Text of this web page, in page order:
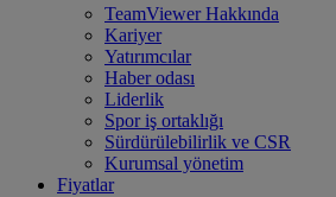
TeamViewer Hakkında
Kariyer
Yatırımcılar
Haber odası
Liderlik
Spor iş ortaklığı
Sürdürülebilirlik ve CSR
Kurumsal yönetim
Fiyatlar